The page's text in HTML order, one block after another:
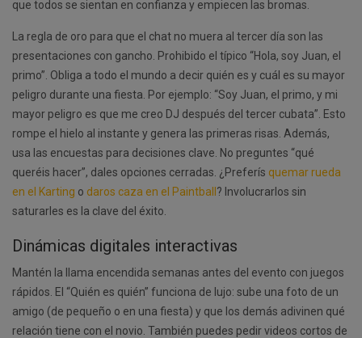
que todos se sientan en confianza y empiecen las bromas.
La regla de oro para que el chat no muera al tercer día son las
presentaciones con gancho. Prohibido el típico “Hola, soy Juan, el
primo”. Obliga a todo el mundo a decir quién es y cuál es su mayor
peligro durante una fiesta. Por ejemplo: “Soy Juan, el primo, y mi
mayor peligro es que me creo DJ después del tercer cubata”. Esto
rompe el hielo al instante y genera las primeras risas. Además,
usa las encuestas para decisiones clave. No preguntes “qué
queréis hacer”, dales opciones cerradas. ¿Preferís quemar rueda
en el Karting o daros caza en el Paintball ? Involucrarlos sin
saturarles es la clave del éxito.
Dinámicas digitales interactivas
Mantén la llama encendida semanas antes del evento con juegos
rápidos. El “Quién es quién” funciona de lujo: sube una foto de un
amigo (de pequeño o en una fiesta) y que los demás adivinen qué
relación tiene con el novio. También puedes pedir videos cortos de